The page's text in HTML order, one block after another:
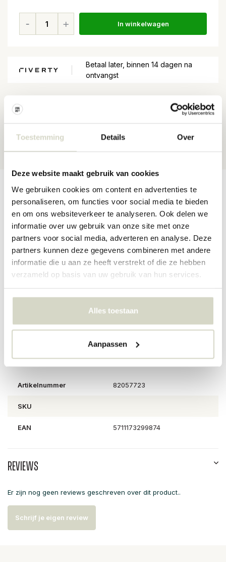
Toestemming Details Over
Deze website maakt gebruik van cookies
We gebruiken cookies om content en advertenties te
personaliseren, om functies voor social media te bieden
en om ons websiteverkeer te analyseren. Ook delen we
informatie over uw gebruik van onze site met onze
partners voor social media, adverteren en analyse. Deze
partners kunnen deze gegevens combineren met andere
informatie die u aan ze heeft verstrekt of die ze hebben
verzameld op basis van uw gebruik van hun services.
Alles toestaan
Aanpassen
In winkelwagen
Betaal later, binnen 14 dagen na
ontvangst
Voor
★★★★★ 4,5/5 sterren via Webshop Keurmerk
Productomschrijving Productspecificaties Reviews
Set van 6 wijnglazen uit de nieuwe SS23 collectie van
Bloomingville. De Bloomingville Florentine wijnglazen zijn gemaakt
van gerecycled glas en hebben een diameter van 8cm en hoogte
10cm. Beschikbaar in twee kleuren.
Afmeting: diameter 8cm x hoogte 10cm
Materiaal : gerecycled glas
Overige: geschikt voor in de vaatwasser. In het glas kunnen
luchtbellen zitten en elk glas kan een andere vorm en structuur
PRODUCTSPECIFICATIES
Artikelnummer 82057723
SKU
EAN 5711173299874
Reviews
Er zijn nog geen reviews geschreven over dit product..
Schrijf je eigen review